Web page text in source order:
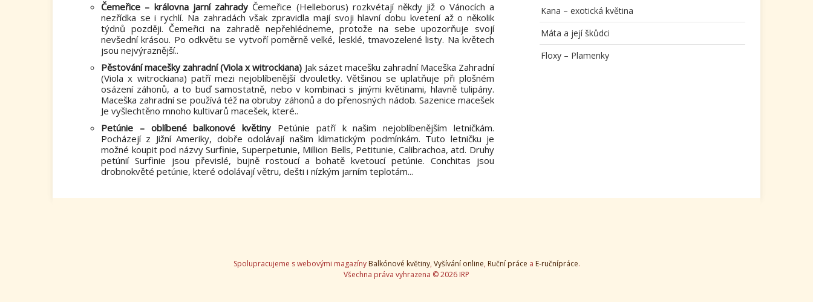
Čemeřice – královna jarní zahrady Čemeřice (Helleborus) rozkvétají někdy již o Vánocích a
nezřídka se i rychlí. Na zahradách však zpravidla mají svoji hlavní dobu kvetení až o několik
týdnů později. Čemeřici na zahradě nepřehlédneme, protože na sebe upozorňuje svojí
nevšední krásou. Po odkvětu se vytvoří poměrně velké, lesklé, tmavozelené listy. Na květech
jsou nejvýraznější..
Pěstování macešky zahradní (Viola x witrockiana) Jak sázet macešku zahradní Maceška Zahradní
(Viola x witrockiana) patří mezi nejoblíbenější dvouletky. Většinou se uplatňuje při plošném
osázení záhonů, a to buď samostatně, nebo v kombinaci s jinými květinami, hlavně tulipány.
Maceška zahradní se používá též na obruby záhonů a do přenosných nádob. Sazenice macešek
Je vyšlechtěno mnoho kultivarů macešek, které..
Petúnie – oblíbené balkonové květiny Petúnie patří k našim nejoblíbenějším letničkám.
Pocházejí z Jižní Ameriky, dobře odolávají našim klimatickým podmínkám. Tuto letničku je
možné koupit pod názvy Surfinie, Superpetunie, Million Bells, Petitunie, Calibrachoa, atd. Druhy
petúnií Surfinie jsou převislé, bujně rostoucí a bohatě kvetoucí petúnie. Conchitas jsou
drobnokvěté petúnie, které odolávají větru, dešti i nízkým jarním teplotám...
Kana – exotická květina
Máta a její škůdci
Floxy – Plamenky
Spolupracujeme s webovými magazíny Balkónové květiny, Vyšívání online, Ruční práce a E-ručnípráce.
Všechna práva vyhrazena © 2026 IRP